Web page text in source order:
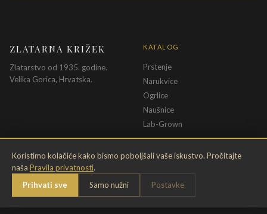
Koristimo kolačiće kako bismo poboljšali vaše iskustvo. Pročitajte
naša Pravila privatnosti.
Prihvati sve
Samo nužni Postavke
ZLATARNA KRIŽEK
Zlatarstvo od 1935. godine.
Velika Gorica, Hrvatska.
KATALOG
Prstenje
Narukvice
Ogrlice
Naušnice
Lab-Grown
INFORMACIJE
O nama
Kontakt
PRAVNE ODREDBE
Pravila privatnosti
Opći uvjeti